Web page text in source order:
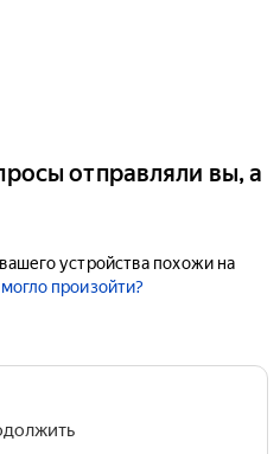
отправляли вы, а
устройства похожи на
произойти?